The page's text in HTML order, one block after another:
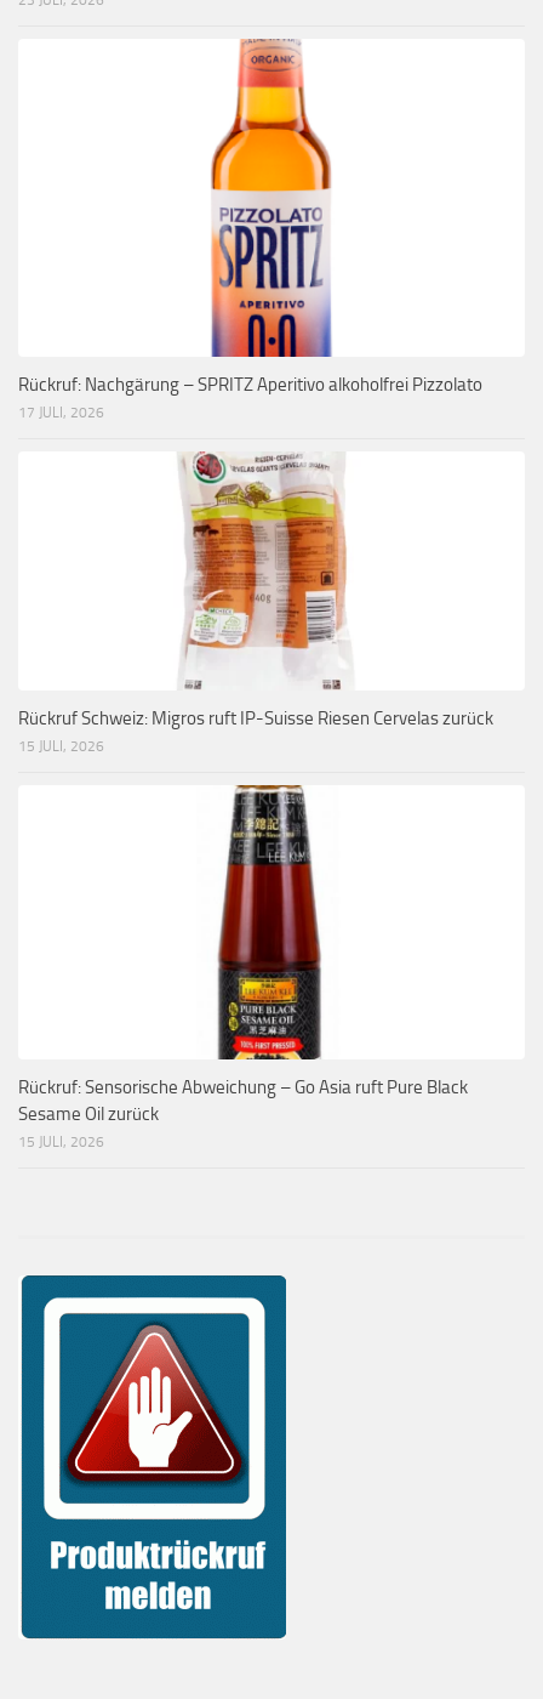
Rückruf: Nachgärung – SPRITZ Aperitivo alkoholfrei Pizzolato
17 JULI, 2026
Rückruf Schweiz: Migros ruft IP-Suisse Riesen Cervelas zurück
15 JULI, 2026
Rückruf: Sensorische Abweichung – Go Asia ruft Pure Black
Sesame Oil zurück
15 JULI, 2026